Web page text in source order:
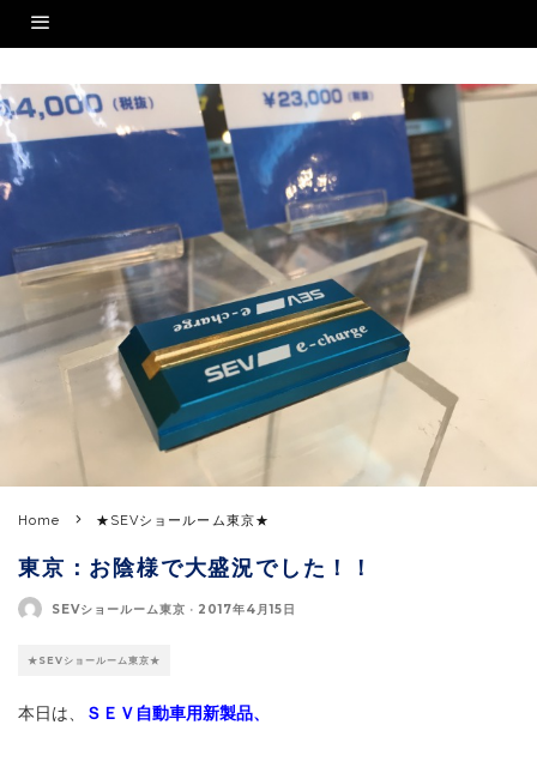
Home ★SEVショールーム東京★
東京：お陰様で大盛況でした！！
SEVショールーム東京 · 2017年4月15日
★SEVショールーム東京★
本日は、 ＳＥＶ自動車用新製品、